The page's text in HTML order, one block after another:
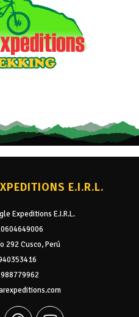
E.I.R.L.
Expeditions E.I.R.L.
292 Cusco, Perú